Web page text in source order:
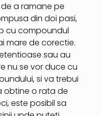
a ramane pe
din doi pasi,
cu compoundul
mare de corectie.
sau au
nu se vor duce cu
si va trebui
obtine o rata de
este posibil sa